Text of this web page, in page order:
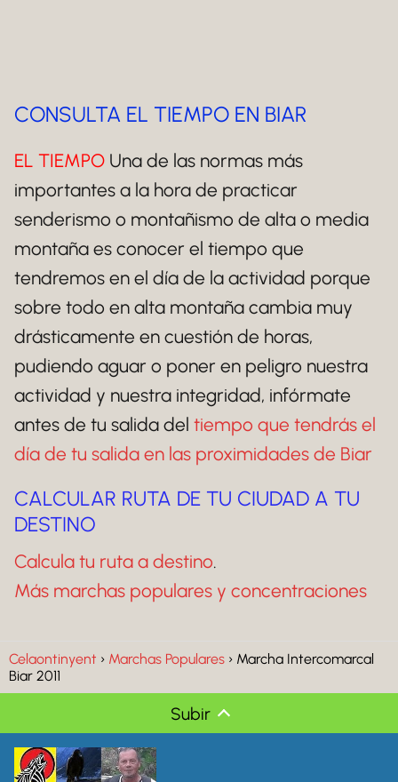
CONSULTA EL TIEMPO EN BIAR
EL TIEMPO Una de las normas más
importantes a la hora de practicar
senderismo o montañismo de alta o media
montaña es conocer el tiempo que
tendremos en el día de la actividad porque
sobre todo en alta montaña cambia muy
drásticamente en cuestión de horas,
pudiendo aguar o poner en peligro nuestra
actividad y nuestra integridad, infórmate
antes de tu salida del tiempo que tendrás el
día de tu salida en las proximidades de Biar
CALCULAR RUTA DE TU CIUDAD A TU
DESTINO
Calcula tu ruta a destino.
Más marchas populares y concentraciones
Celaontinyent Marchas Populares
Marcha Intercomarcal
Biar 2011
Subir